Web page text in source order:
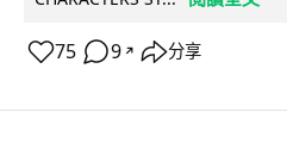
75 9 ↗ 分享